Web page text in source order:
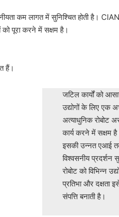
कम लागत में सुनिश्चित होती है।
पूरा करने में सक्षम है।
हैं।
जटिल कार्यों को
उद्योगों के लिए एक
अत्याधुनिक रोबोट
कार्य करने में सक्षम
इसकी उन्नत एआई
विश्वसनीय प्रदर्शन
रोबोट को विभिन्न
प्रतिभा और दक्षता
संपत्ति बनाती है।